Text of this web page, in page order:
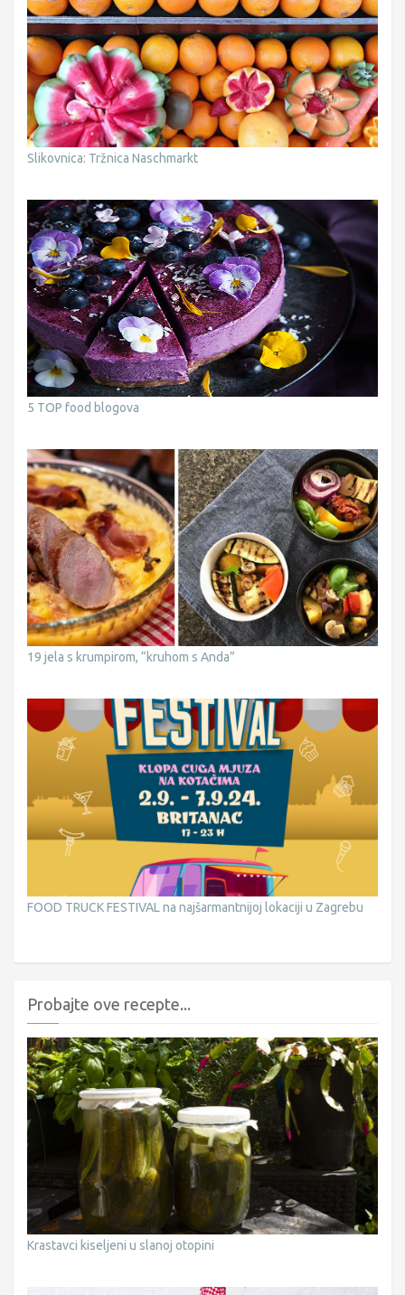
Slikovnica: Tržnica Naschmarkt
5 TOP food blogova
19 jela s krumpirom, “kruhom s Anda”
FOOD TRUCK FESTIVAL na najšarmantnijoj lokaciji u Zagrebu
Probajte ove recepte...
Krastavci kiseljeni u slanoj otopini